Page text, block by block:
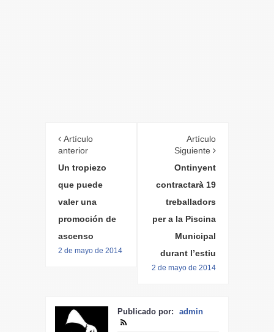
Artículo
anterior
Un tropiezo
que puede
valer una
promoción de
ascenso
2 de mayo de 2014
Artículo
Siguiente
Ontinyent
contractarà 19
treballadors
per a la Piscina
Municipal
durant l’estiu
2 de mayo de 2014
Publicado por: admin